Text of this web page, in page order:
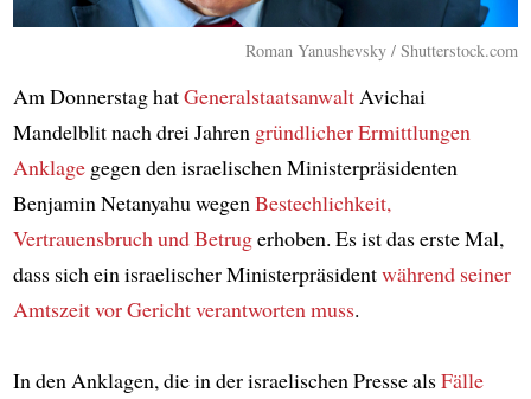
Roman Yanushevsky / Shutterstock.com
Am Donnerstag hatGeneralstaatsanwaltAvichai
Mandelblit nach drei Jahren gründlicher Ermittlungen
Anklagegegen den israelischen Ministerpräsidenten
Benjamin Netanyahu wegen Bestechlichkeit,
Vertrauensbruch und Betrugerhoben. Es ist das erste Mal,
dass sich ein israelischer Ministerpräsidentwährend seiner
Amtszeitvor Gericht verantworten muss.
In den Anklagen, die in der israelischen Presse alsFälle